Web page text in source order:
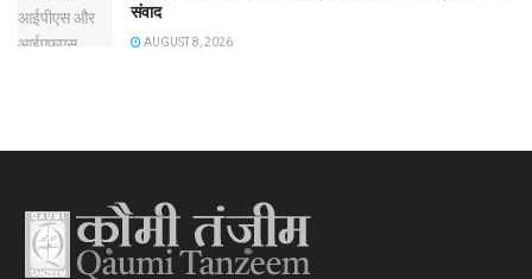
संवाद
AUGUST 8, 2026